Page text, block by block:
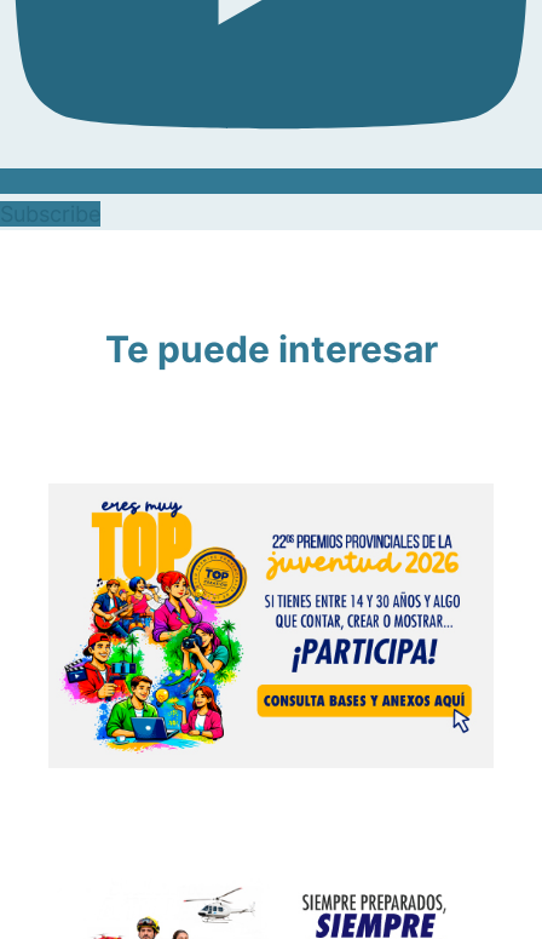
Te puede interesar